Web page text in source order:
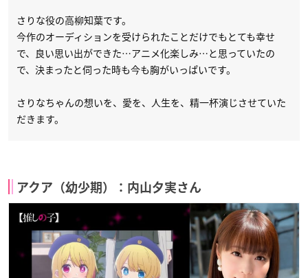
さりな役の高柳知葉です。
今作のオーディションを受けられたことだけでもとても幸せ
で、良い思い出ができた…アニメ化楽しみ…と思っていたの
で、決まったと伺った時も今も胸がいっぱいです。
さりなちゃんの想いを、愛を、人生を、精一杯演じさせていた
だきます。
アクア（幼少期）：内山夕実さん